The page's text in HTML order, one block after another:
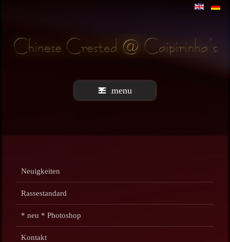
menu
Neuigkeiten
Rassestandard
* neu * Photoshop
Kontakt